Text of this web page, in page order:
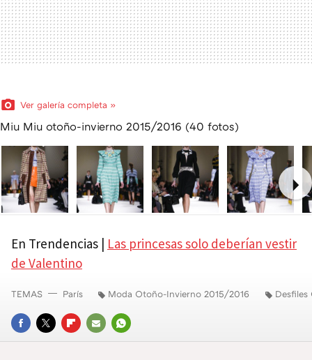
Ver galería completa »
Miu Miu otoño-invierno 2015/2016 (40 fotos)
En Trendencias | Las princesas solo deberían vestir
de Valentino
FACEBOOK
TWITTERFLIPBOARD
E-
WHATSAPP
TEMAS París Moda Otoño-Invierno 2015/2016